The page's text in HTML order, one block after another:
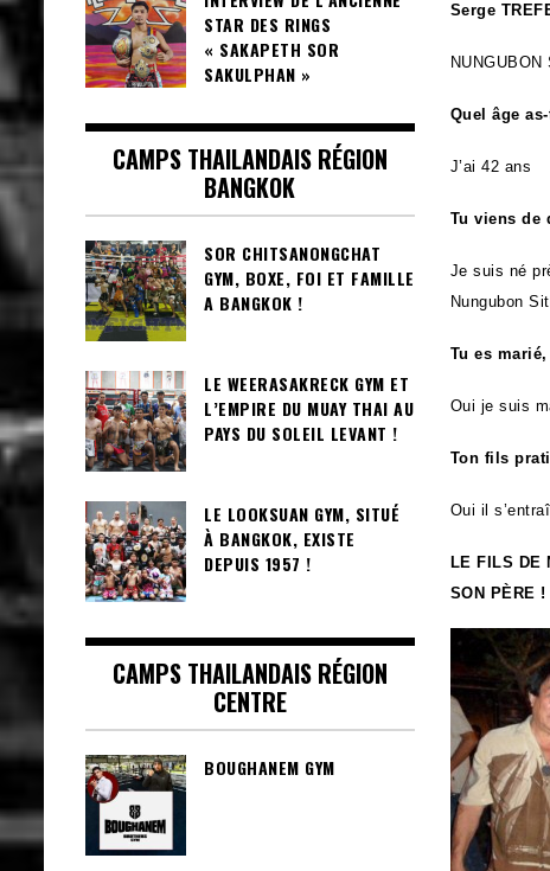
Serge
NUNGUBON
Quel âge
J’ai 42 ans
Tu viens de
Je suis né
Nungubon
Tu es
Oui je suis
Ton fils
Oui il
LE FILS DE
SON PÈRE !
STAR DES RINGS
« SAKAPETH SOR
SAKULPHAN »
CAMPS THAILANDAIS RÉGION
BANGKOK
SOR CHITSANONGCHAT
GYM, BOXE, FOI ET FAMILLE
A BANGKOK !
LE WEERASAKRECK GYM ET
L’EMPIRE DU MUAY THAI AU
PAYS DU SOLEIL LEVANT !
LE LOOKSUAN GYM, SITUÉ
À BANGKOK, EXISTE
DEPUIS 1957 !
CAMPS THAILANDAIS RÉGION
CENTRE
BOUGHANEM GYM